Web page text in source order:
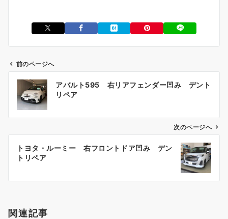
ン
前のページへ
アバルト595 右リアフェンダー凹み デント
リペア
次のページへ
トヨタ・ルーミー 右フロントドア凹み デン
トリペア
関連記事